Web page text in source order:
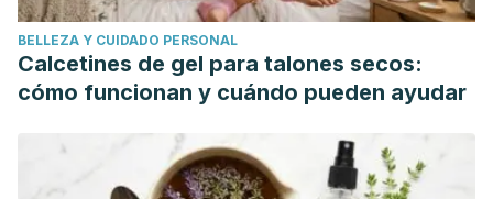
BELLEZA Y CUIDADO PERSONAL
Calcetines de gel para talones secos:
cómo funcionan y cuándo pueden ayudar